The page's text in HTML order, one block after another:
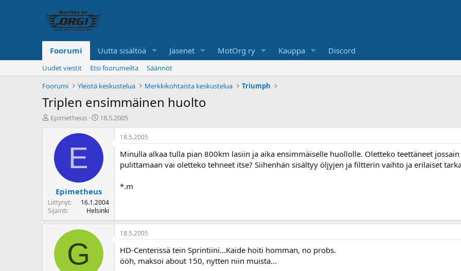
Foorumi Uutta sisältöä Jäsenet MotOrg ry Kauppa Discord
Uudet viestit Etsi foorumeilta
Säännöt
Foorumi
Yleistä keskustelua Merkkikohtaista keskustelua Triumph
Triplen ensimmäinen huolto
K
u
n
a
Epimetheus
A
i
u
s
ä
i
v
ä
18.5.2005
E
Epimetheus
Liittynyt
16.1.2004
Sijainti
Helsinki
18.5.2005
Minulla alkaa tulla pian 800km lasiin ja aika ensimmäiselle huollolle. Oletteko teettäneet
pulittamaan vai oletteko tehneet itse? Siihenhän sisältyy öljyjen ja filtterin vaihto ja erilaiset
*.m
G
18.5.2005
HD-Centerissä tein Sprintiini...Kaide hoiti homman, no probs.
ööh, maksoi about 150, nytten niin muista...